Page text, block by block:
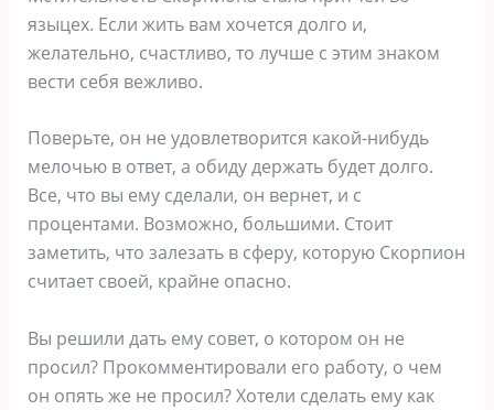
языцех. Если жить вам хочется долго и,
желательно, счастливо, то лучше с этим знаком
вести себя вежливо.
Поверьте, он не удовлетворится какой-нибудь
мелочью в ответ, а обиду держать будет долго.
Все, что вы ему сделали, он вернет, и с
процентами. Возможно, большими. Стоит
заметить, что залезать в сферу, которую Скорпион
считает своей, крайне опасно.
Вы решили дать ему совет, о котором он не
просил? Прокомментировали его работу, о чем
он опять же не просил? Хотели сделать ему как